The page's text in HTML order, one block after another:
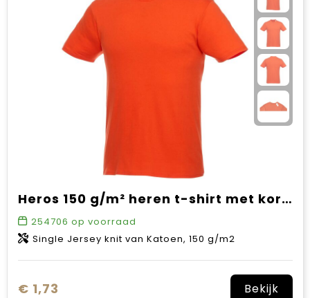
Sinterklaas
Verjaardagen
Voetbal, EK en WK
Zomergeschenken
Heros 150 g/m² heren t-shirt met korte mouwen
254706 op voorraad
Single Jersey knit van Katoen, 150 g/m2
€ 1,73 Bekijk